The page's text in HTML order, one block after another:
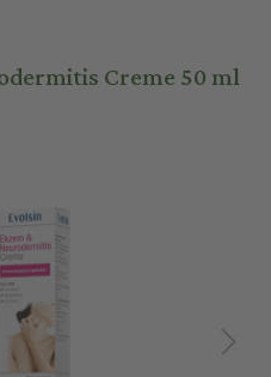
Creme 50 ml